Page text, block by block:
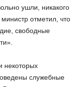
ушли, никакого
отметил, что
свободные
некоторых
служебные